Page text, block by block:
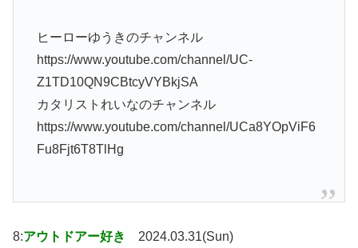
ヒーローゆうきのチャンネル
https://www.youtube.com/channel/UC-
Z1TD10QN9CBtcyVYBkjSA
カタリストれいなのチャンネル
https://www.youtube.com/channel/UCa8YOpViF6
Fu8Fjt6T8TlHg
8:アウトドアー好き 2024.03.31(Sun)